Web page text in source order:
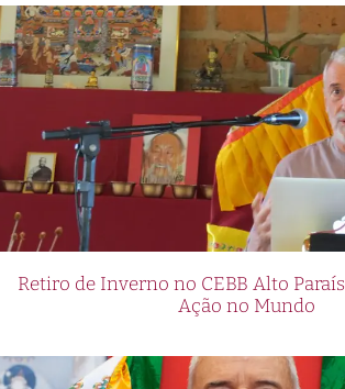
Retiro de Inverno no CEBB Alto
Ação no Mundo